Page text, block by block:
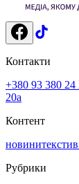
Контакти
+380 93 380 24
20а
Контент
новинитексти
Рубрики